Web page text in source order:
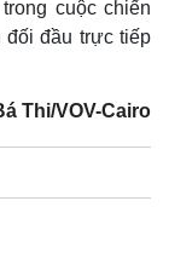
cuộc chiến
đối đầu trực tiếp
Thi/VOV-Cairo